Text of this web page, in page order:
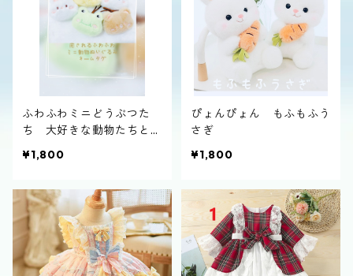
ふわふわミニどうぶつた
ち 大好きな動物たちと一
¥1,800
ぴょんぴょん もふもふう
さぎ
¥1,800